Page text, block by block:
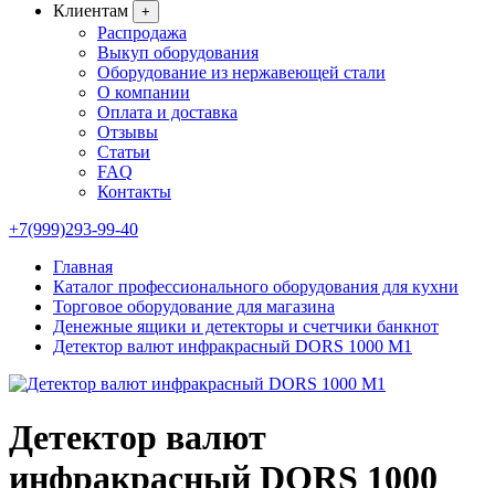
Клиентам
+
Распродажа
Выкуп оборудования
Оборудование из нержавеющей стали
О компании
Оплата и доставка
Отзывы
Статьи
FAQ
Контакты
+7(999)293-99-40
Главная
Каталог профессионального оборудования для кухни
Торговое оборудование для магазина
Денежные ящики и детекторы и счетчики банкнот
Детектор валют инфракрасный DORS 1000 M1
Детектор валют
инфракрасный DORS 1000